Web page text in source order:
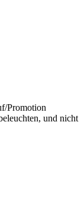
Promotion
und nicht